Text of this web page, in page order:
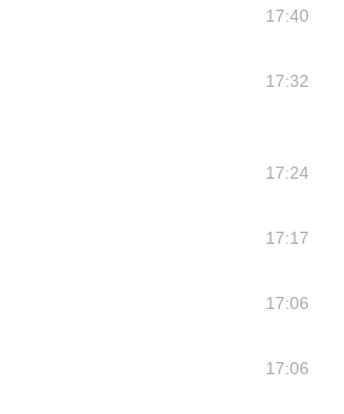
17:40
17:32
17:24
17:17
17:06
17:06